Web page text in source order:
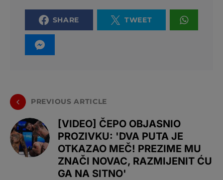
SHARE TWEET
PREVIOUS ARTICLE
[VIDEO] ČEPO OBJASNIO
PROZIVKU: 'DVA PUTA JE
OTKAZAO MEČ! PREZIME MU
ZNAČI NOVAC, RAZMIJENIT ĆU
GA NA SITNO'